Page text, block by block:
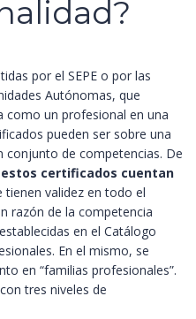
por el SEPE o por las
Autónomas, que
como un profesional en una
pueden ser sobre una
conjunto de competencias. De
estos certificados cuentan
tienen validez en todo el
razón de la competencia
en el Catálogo
En el mismo, se
en “familias profesionales”.
tres niveles de